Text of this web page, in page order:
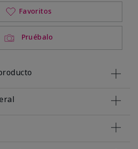
Pruébalo
Favoritos